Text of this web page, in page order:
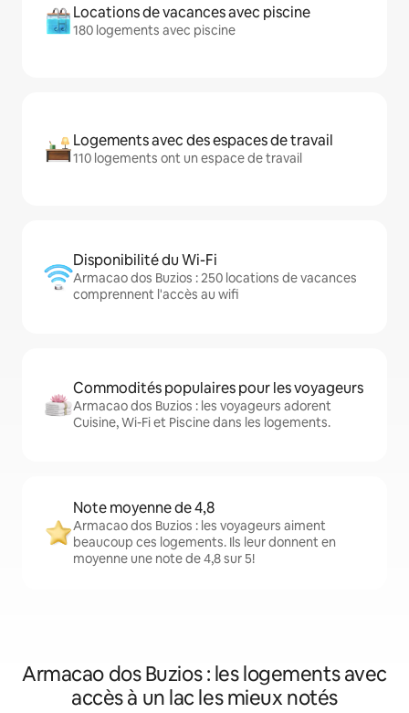
Locations de vacances avec piscine
180 logements avec piscine
Logements avec des espaces de travail
110 logements ont un espace de travail
Disponibilité du Wi-Fi
Armacao dos Buzios : 250 locations de vacances
comprennent l'accès au wifi
Commodités populaires pour les voyageurs
Armacao dos Buzios : les voyageurs adorent
Cuisine, Wi-Fi et Piscine dans les logements.
Note moyenne de 4,8
Armacao dos Buzios : les voyageurs aiment
beaucoup ces logements. Ils leur donnent en
moyenne une note de 4,8 sur 5!
Armacao dos Buzios : les logements avec
accès à un lac les mieux notés